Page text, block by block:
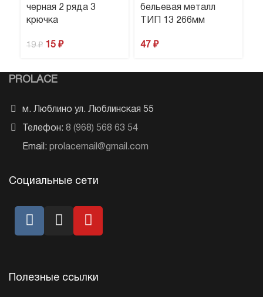
черная 2 ряда 3
крючка
19₽ 15 ₽
бельевая металл
ТИП 13 266мм
47 ₽
PROLACE
м. Люблино ул. Люблинская 55
Телефон: 8 (968) 568 63 54
Email: prolacemail@gmail.com
Социальные сети
Полезные ссылки